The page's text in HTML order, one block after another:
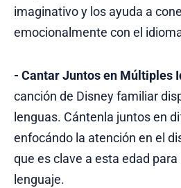
imaginativo y los ayuda a
emocionalmente con el
- Cantar Juntos en Múltiples
canción de Disney familiar
lenguas. Cántenla juntos en
enfocándo la atención en el
que es clave a esta edad
lenguaje.